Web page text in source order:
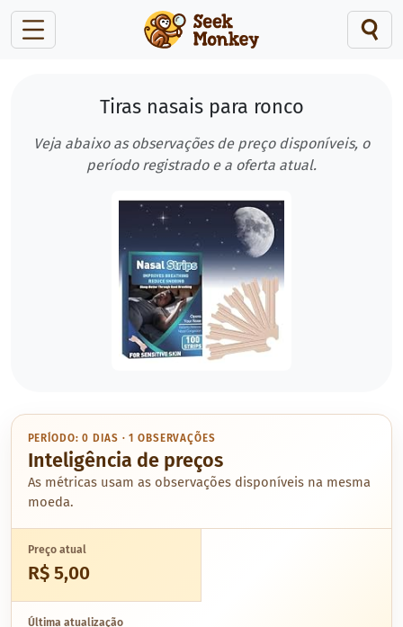
Tiras nasais para ronco
Veja abaixo as observações de preço disponíveis, o
período registrado e a oferta atual.
PERÍODO: 0 DIAS · 1 OBSERVAÇÕES
Inteligência de preços
As métricas usam as observações disponíveis na mesma
moeda.
Preço atual
R$ 5,00
Última atualização